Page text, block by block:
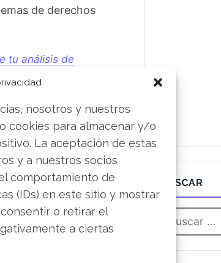
nosotros y nuestros
cookies para almacenar y/o
La aceptación de estas
y a nuestros socios
comportamiento de
(IDs) en este sitio y mostrar
o retirar el
a ciertas
de derechos
tu análisis de
película, "The
pretenden
no simplemente
situándose en
dólares. Con
BUSCAR